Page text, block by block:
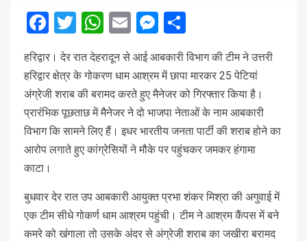
Facebook
Twitter
WhatsApp
EmailMessenger
हरिद्वार। देर रात देहरादून से आई आबकारी विभाग की टीम ने उत्तरी
हरिद्वार क्षेत्र के गोकरण धाम आश्रम में छापा मारकर 25 पेटियां
अंग्रेजी शराब की बरामद करते हुए मैनेजर को गिरफ्तार किया है।
प्रारंभिक पूछताछ में मैनेजर ने दो भाजपा नेताओं के नाम आबकारी
विभाग कि सामने लिए हैं। इधर भारतीय जनता पार्टी की शराब होने का
आरोप लगाते हुए कांग्रेसियों ने मौके पर पहुंचकर जमकर हंगामा
काटा।
बुधवार देर रात उप आबकारी आयुक्त प्रभा शंकर मिश्रा की अगुवाई में
एक टीम सीधे गोकर्ण धाम आश्रम पहुंची। टीम ने आश्रम कैंपस में बने
कमरे को खंगाला तो उसके अंदर से अंग्रेजी शराब का जखीरा बरामद